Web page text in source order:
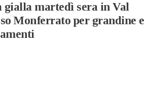
gialla martedì sera in Val
Monferrato per grandine e